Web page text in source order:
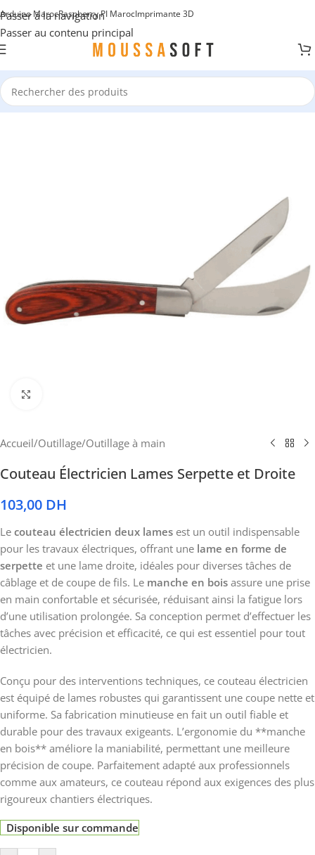
Passer à la navigation
Passer au contenu principal
Arduino MarocRaspberry PI MarocImprimante 3D
Accueil/Outillage/Outillage à main
Couteau Électricien Lames Serpette et Droite
103,00 DH
Le couteau électricien deux lames est un outil indispensable
pour les travaux électriques, offrant une lame en forme de
serpette et une lame droite, idéales pour diverses tâches de
câblage et de coupe de fils. Le manche en bois assure une prise
en main confortable et sécurisée, réduisant ainsi la fatigue lors
d’une utilisation prolongée. Sa conception permet d’effectuer les
tâches avec précision et efficacité, ce qui est essentiel pour tout
électricien.
Conçu pour des interventions techniques, ce couteau électricien
est équipé de lames robustes qui garantissent une coupe nette et
uniforme. Sa fabrication minutieuse en fait un outil fiable et
durable pour des travaux exigeants. L’ergonomie du **manche
en bois** améliore la maniabilité, permettant une meilleure
précision de coupe. Parfaitement adapté aux professionnels
comme aux amateurs, ce couteau répond aux exigences des plus
rigoureux chantiers électriques.
Disponible sur commande